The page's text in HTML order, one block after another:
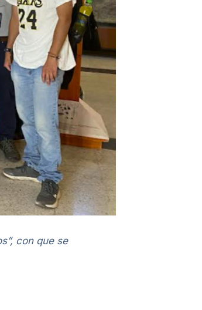
con que se